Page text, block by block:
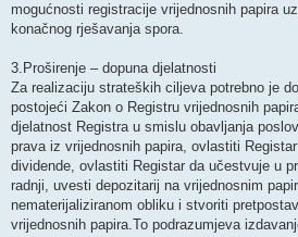
mogućnosti registracije vrijednosnih papira
konačnog rješavanja spora.
3.Proširenje – dopuna djelatnosti
Za realizaciju strateških ciljeva potrebno je
postojeći Zakon o Registru vrijednosnih
djelatnost Registra u smislu obavljanja
prava iz vrijednosnih papira, ovlastiti
dividende, ovlastiti Registar da učestvuje u
radnji, uvesti depozitarij na vrijednosnim
nematerijaliziranom obliku i stvoriti
vrijednosnih papira.To podrazumjeva